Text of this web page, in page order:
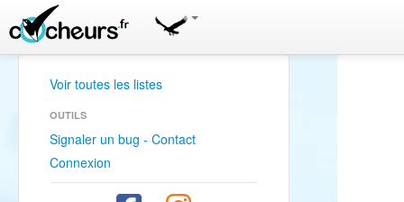
Voir toutes les listes
OUTILS
Signaler un bug - Contact
Connexion